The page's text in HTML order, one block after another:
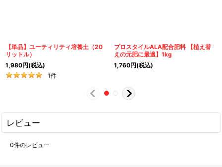
【単品】ユーティリティ培養土（20
リットル）
1,980円(税込)
1件
プロスタイルALA配合肥料 【植え替
えの元肥に最適】1kg
1,760円(税込)
レビュー
0件のレビュー